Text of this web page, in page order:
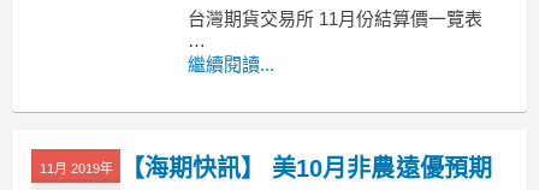
台灣期貨交易所 11月份結算價一覽表
元富期貨~小靜
LINE ID: jojo7824000
繼續閱讀...
11月 2019年
【海期快訊】 美10月非農遠優預期